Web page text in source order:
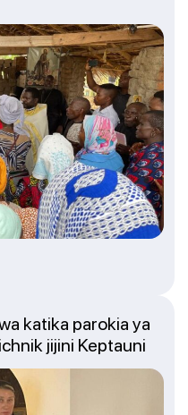
katika parokia ya
jijini Keptauni